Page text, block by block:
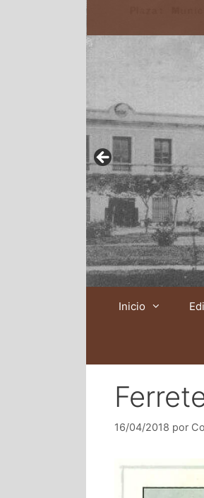
Inicio
16/04/2018 por